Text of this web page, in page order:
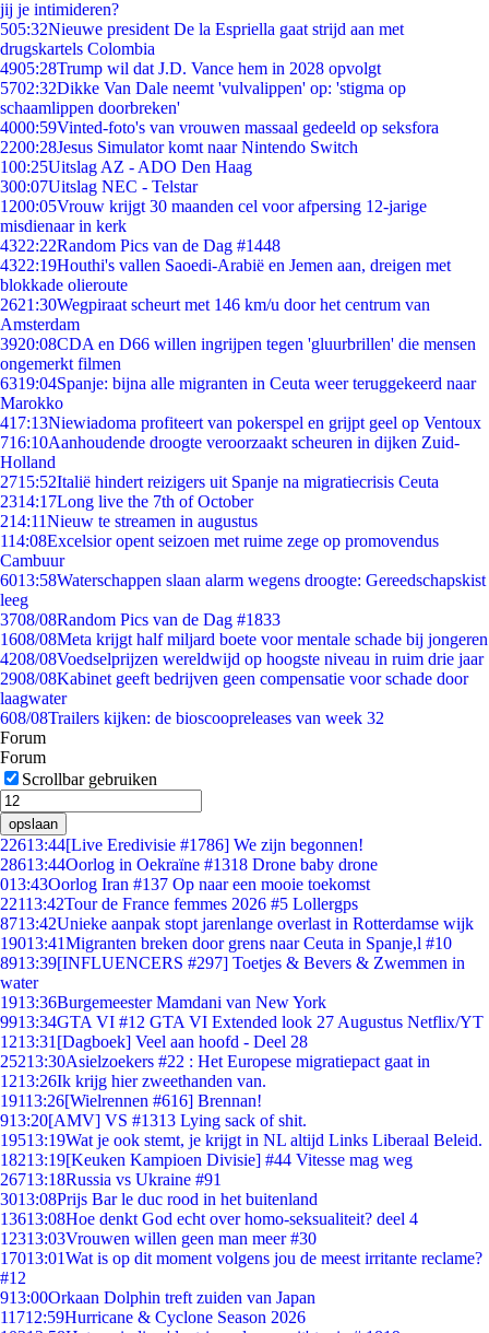
jij je intimideren?
505:32Nieuwe president De la Espriella gaat strijd aan met
drugskartels Colombia
4905:28Trump wil dat J.D. Vance hem in 2028 opvolgt
5702:32Dikke Van Dale neemt 'vulvalippen' op: 'stigma op
schaamlippen doorbreken'
4000:59Vinted-foto's van vrouwen massaal gedeeld op seksfora
2200:28Jesus Simulator komt naar Nintendo Switch
100:25Uitslag AZ - ADO Den Haag
300:07Uitslag NEC - Telstar
1200:05Vrouw krijgt 30 maanden cel voor afpersing 12-jarige
misdienaar in kerk
4322:22Random Pics van de Dag #1448
4322:19Houthi's vallen Saoedi-Arabië en Jemen aan, dreigen met
blokkade olieroute
2621:30Wegpiraat scheurt met 146 km/u door het centrum van
Amsterdam
3920:08CDA en D66 willen ingrijpen tegen 'gluurbrillen' die mensen
ongemerkt filmen
6319:04Spanje: bijna alle migranten in Ceuta weer teruggekeerd naar
Marokko
417:13Niewiadoma profiteert van pokerspel en grijpt geel op Ventoux
716:10Aanhoudende droogte veroorzaakt scheuren in dijken Zuid-
Holland
2715:52Italië hindert reizigers uit Spanje na migratiecrisis Ceuta
2314:17Long live the 7th of October
214:11Nieuw te streamen in augustus
114:08Excelsior opent seizoen met ruime zege op promovendus
Cambuur
6013:58Waterschappen slaan alarm wegens droogte: Gereedschapskist
leeg
3708/08Random Pics van de Dag #1833
1608/08Meta krijgt half miljard boete voor mentale schade bij jongeren
4208/08Voedselprijzen wereldwijd op hoogste niveau in ruim drie jaar
2908/08Kabinet geeft bedrijven geen compensatie voor schade door
laagwater
608/08Trailers kijken: de bioscoopreleases van week 32
Forum
Forum
Scrollbar gebruiken
opslaan
22613:44[Live Eredivisie #1786] We zijn begonnen!
28613:44Oorlog in Oekraïne #1318 Drone baby drone
013:43Oorlog Iran #137 Op naar een mooie toekomst
22113:42Tour de France femmes 2026 #5 Lollergps
8713:42Unieke aanpak stopt jarenlange overlast in Rotterdamse wijk
19013:41Migranten breken door grens naar Ceuta in Spanje,l #10
8913:39[INFLUENCERS #297] Toetjes & Bevers & Zwemmen in
water
1913:36Burgemeester Mamdani van New York
9913:34GTA VI #12 GTA VI Extended look 27 Augustus Netflix/YT
1213:31 [Dagboek] Veel aan hoofd - Deel 28
25213:30Asielzoekers #22 : Het Europese migratiepact gaat in
1213:26Ik krijg hier zweethanden van.
19113:26[Wielrennen #616] Brennan!
913:20[AMV] VS #1313 Lying sack of shit.
19513:19Wat je ook stemt, je krijgt in NL altijd Links Liberaal Beleid.
18213:19[Keuken Kampioen Divisie] #44 Vitesse mag weg
26713:18Russia vs Ukraine #91
3013:08Prijs Bar le duc rood in het buitenland
13613:08Hoe denkt God echt over homo-seksualiteit? deel 4
12313:03Vrouwen willen geen man meer #30
17013:01Wat is op dit moment volgens jou de meest irritante reclame?
#12
913:00Orkaan Dolphin treft zuiden van Japan
11712:59Hurricane & Cyclone Season 2026